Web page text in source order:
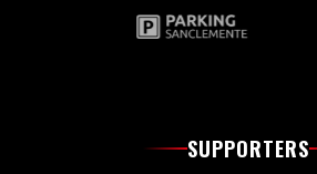
SUPPORTERS